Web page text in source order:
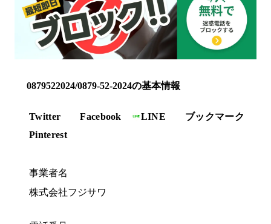
0879522024/0879-52-2024の基本情報
Twitter Facebook LINE
ブックマーク
Pinterest
事業者名
株式会社フジサワ